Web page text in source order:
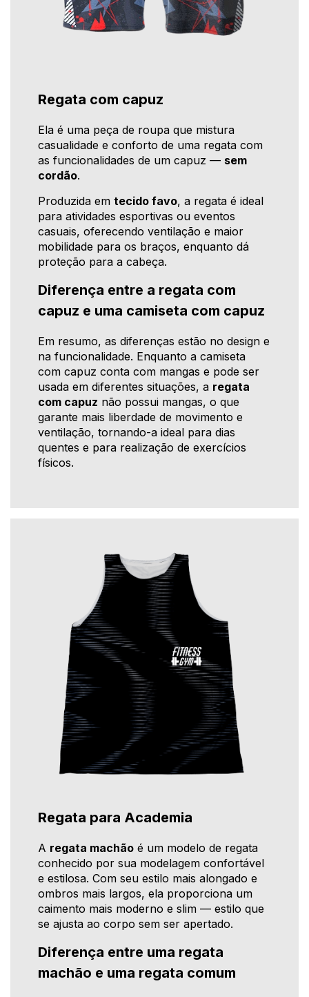
Regata com capuz
Ela é uma peça de roupa que mistura
casualidade e conforto de uma regata com
as funcionalidades de um capuz — sem
cordão.
Produzida em tecido favo, a regata é ideal
para atividades esportivas ou eventos
casuais, oferecendo ventilação e maior
mobilidade para os braços, enquanto dá
proteção para a cabeça.
Diferença entre a regata com
capuz e uma camiseta com capuz
Em resumo, as diferenças estão no design e
na funcionalidade. Enquanto a camiseta
com capuz conta com mangas e pode ser
usada em diferentes situações, a regata
com capuz não possui mangas, o que
garante mais liberdade de movimento e
ventilação, tornando-a ideal para dias
quentes e para realização de exercícios
físicos.
Regata para Academia
A regata machão é um modelo de regata
conhecido por sua modelagem confortável
e estilosa. Com seu estilo mais alongado e
ombros mais largos, ela proporciona um
caimento mais moderno e slim — estilo que
se ajusta ao corpo sem ser apertado.
Diferença entre uma regata
machão e uma regata comum